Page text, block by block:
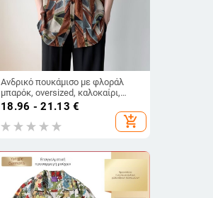
Ανδρικό πουκάμισο με φλοράλ
μπαρόκ, oversized, καλοκαίρι,
κοντό μανίκι, πουκάμισο-ζακέτα σε
ρετρό HK στυλ
18.96 - 21.13 €
add_shopping_cart